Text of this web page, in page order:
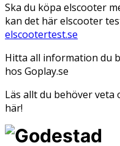
Ska du köpa elscooter
kan det här elscooter
elscootertest.se
Hitta all information du
hos Goplay.se
Läs allt du behöver veta
här!